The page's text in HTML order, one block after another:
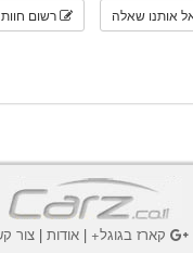
אותנו שאלה רשום
קארז בגוגל+|אודות |צור